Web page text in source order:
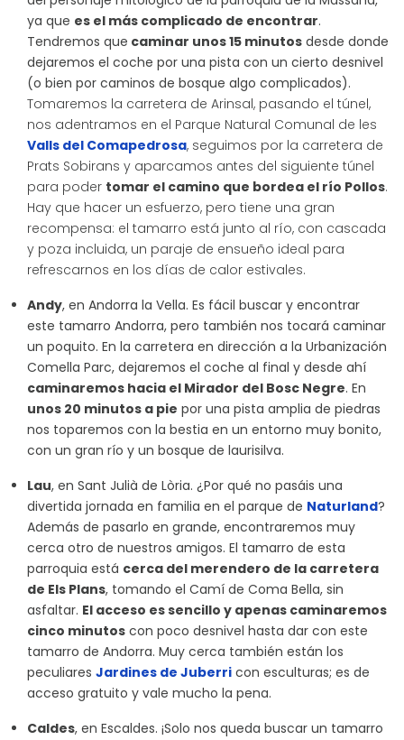
ya que es el más complicado de encontrar.
Tendremos que caminar unos 15 minutos desde donde
dejaremos el coche por una pista con un cierto desnivel
(o bien por caminos de bosque algo complicados).
Tomaremos la carretera de Arinsal, pasando el túnel,
nos adentramos en el Parque Natural Comunal de les
Valls del Comapedrosa, seguimos por la carretera de
Prats Sobirans y aparcamos antes del siguiente túnel
para poder tomar el camino que bordea el río Pollos.
Hay que hacer un esfuerzo, pero tiene una gran
recompensa: el tamarro está junto al río, con cascada
y poza incluida, un paraje de ensueño ideal para
refrescarnos en los días de calor estivales.
Andy, en Andorra la Vella. Es fácil buscar y encontrar
este tamarro Andorra, pero también nos tocará caminar
un poquito. En la carretera en dirección a la Urbanización
Comella Parc, dejaremos el coche al final y desde ahí
caminaremos hacia el Mirador del Bosc Negre. En
unos 20 minutos a pie por una pista amplia de piedras
nos toparemos con la bestia en un entorno muy bonito,
con un gran río y un bosque de laurisilva.
Lau, en Sant Julià de Lòria. ¿Por qué no pasáis una
divertida jornada en familia en el parque de Naturland?
Además de pasarlo en grande, encontraremos muy
cerca otro de nuestros amigos. El tamarro de esta
parroquia está cerca del merendero de la carretera
de Els Plans, tomando el Camí de Coma Bella, sin
asfaltar. El acceso es sencillo y apenas caminaremos
cinco minutos con poco desnivel hasta dar con este
tamarro de Andorra. Muy cerca también están los
peculiares Jardines de Juberri con esculturas; es de
acceso gratuito y vale mucho la pena.
Caldes, en Escaldes. ¡Solo nos queda buscar un tamarro